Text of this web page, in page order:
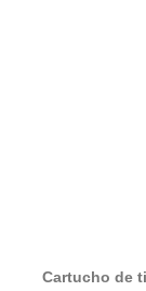
Cartucho de